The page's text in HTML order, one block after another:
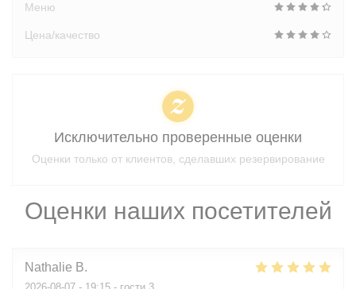
Оценки наших посетителей
Nathalie B
Меню
Цена/качество
Исключительно проверенные оценки
Оценки только от клиентов, сделавших резервирование